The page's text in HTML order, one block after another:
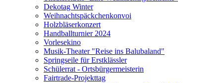
Dekotag Winter
Weihnachtspäckchenkonvoi
Holzbläserkonzert
Handballturnier 2024
Vorlesekino
Musik-Theater "Reise ins Balubaland"
Springseile für Erstklässler
Schülerrat - Ortsbürgermeisterin
Fairtrade-Projekttag